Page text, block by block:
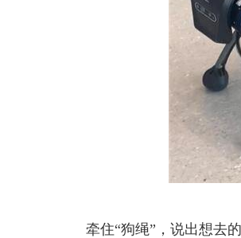
牵住“狗绳”，说出想去的